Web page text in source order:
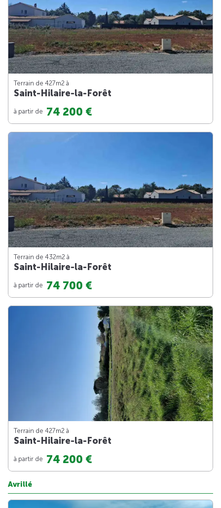
Terrain de 427m2 à
Saint-Hilaire-la-Forêt
à partir de 74 200 €
Terrain de 432m2 à
Saint-Hilaire-la-Forêt
à partir de 74 700 €
Terrain de 427m2 à
Saint-Hilaire-la-Forêt
à partir de 74 200 €
Avrillé